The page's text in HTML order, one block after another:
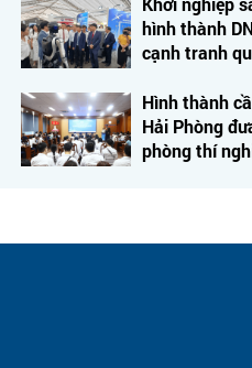
hình thành
cạnh tranh
Hình thành
Hải Phòng
phòng thí